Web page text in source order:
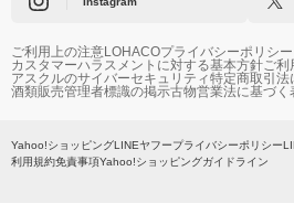
ご利用上の注意LOHACOプライバシーポリシー
カスタマーハラスメントに対する基本方針ご利
アスクルのサイバーセキュリティ特定商取引法
酒類販売管理者標識の掲示古物営業法に基づく
Yahoo!ショッピングLINEヤフープライバシーポリシー
利用規約免責事項Yahoo!ショッピングガイドライン